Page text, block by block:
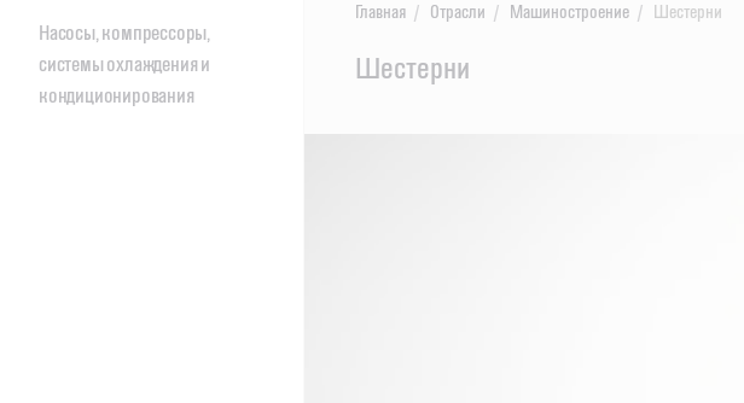
Насосы, компрессоры,
системы охлаждения и
кондиционирования
Главная Отрасли Машиностроение Шестерни
Шестерни